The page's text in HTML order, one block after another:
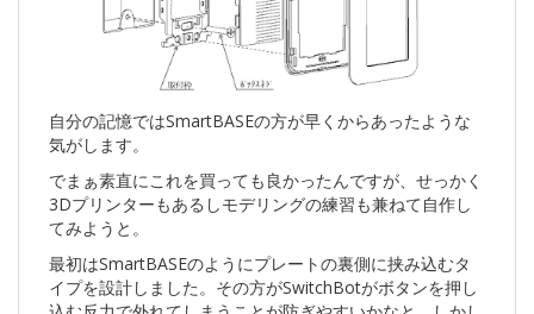
自分の記憶ではSmartBASEの方が早くからあったような
気がします。
でまぁ素直にこれを買っても良かったんですが、せっかく
3Dプリンターもあるしモデリングの練習も兼ねて自作し
てみようと。
最初はSmartBASEのようにプレートの裏側に挟み込むタ
イプを設計しました。その方がSwitchBotがボタンを押し